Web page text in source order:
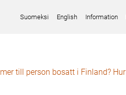
Suomeksi English Information
till person bosatt i Finland? Hur